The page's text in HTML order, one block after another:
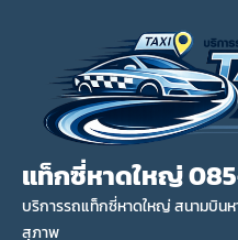
แท็กซี่หาดใหญ่
บริการรถแท็กซี่หาดใหญ่ สนามบิน
สุภาพ